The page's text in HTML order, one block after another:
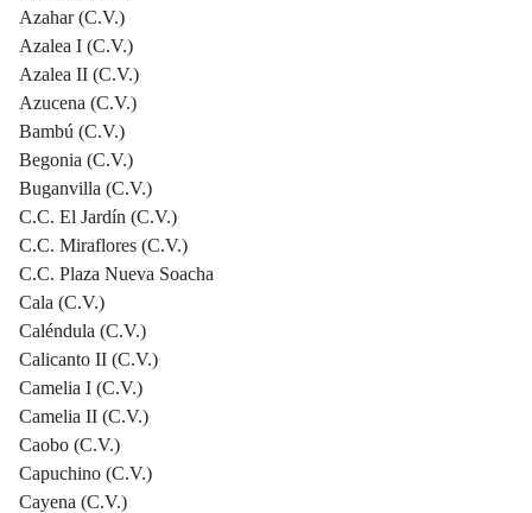
Azahar (C.V.)
Azalea I (C.V.)
Azalea II (C.V.)
Azucena (C.V.)
Bambú (C.V.)
Begonia (C.V.)
Buganvilla (C.V.)
C.C. El Jardín (C.V.)
C.C. Miraflores (C.V.)
C.C. Plaza Nueva Soacha
Cala (C.V.)
Caléndula (C.V.)
Calicanto II (C.V.)
Camelia I (C.V.)
Camelia II (C.V.)
Caobo (C.V.)
Capuchino (C.V.)
Cayena (C.V.)